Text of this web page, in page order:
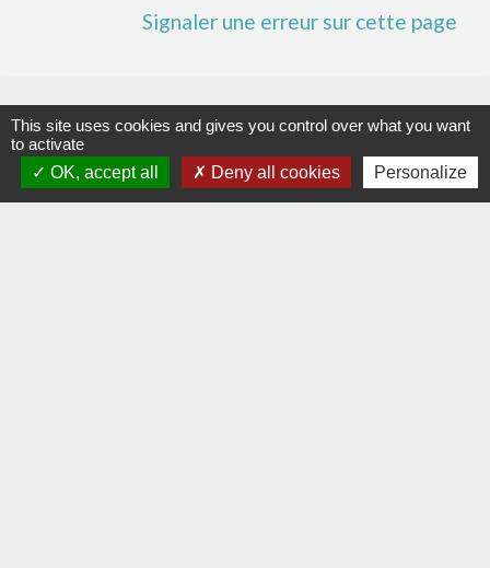
Signaler une erreur sur cette page
Contacts
Commune de La Remaudière
This site uses cookies and gives you control over what you want
to activate
OK, accept all
Deny all cookies Personalize